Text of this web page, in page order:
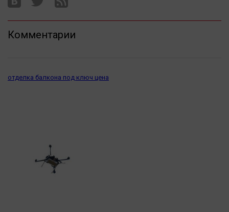
Комментарии
отделка балкона под ключ цена